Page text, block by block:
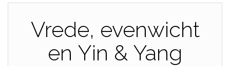
Vrede, evenwicht
en Yin & Yang